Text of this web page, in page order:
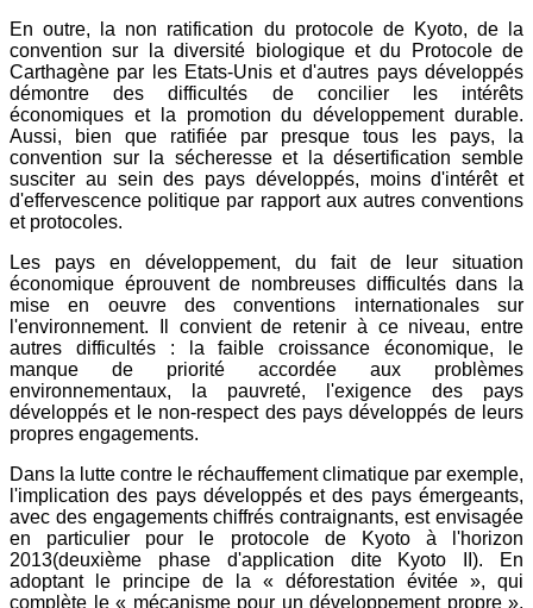
En outre, la non ratification du protocole de Kyoto, de la
convention sur la diversité biologique et du Protocole de
Carthagène par les Etats-Unis et d'autres pays développés
démontre des difficultés de concilier les intérêts
économiques et la promotion du développement durable.
Aussi, bien que ratifiée par presque tous les pays, la
convention sur la sécheresse et la désertification semble
susciter au sein des pays développés, moins d'intérêt et
d'effervescence politique par rapport aux autres conventions
et protocoles.
Les pays en développement, du fait de leur situation
économique éprouvent de nombreuses difficultés dans la
mise en oeuvre des conventions internationales sur
l'environnement. Il convient de retenir à ce niveau, entre
autres difficultés : la faible croissance économique, le
manque de priorité accordée aux problèmes
environnementaux, la pauvreté, l'exigence des pays
développés et le non-respect des pays développés de leurs
propres engagements.
Dans la lutte contre le réchauffement climatique par exemple,
l'implication des pays développés et des pays émergeants,
avec des engagements chiffrés contraignants, est envisagée
en particulier pour le protocole de Kyoto à l'horizon
2013(deuxième phase d'application dite Kyoto II). En
adoptant le principe de la « déforestation évitée », qui
complète le « mécanisme pour un développement propre »,